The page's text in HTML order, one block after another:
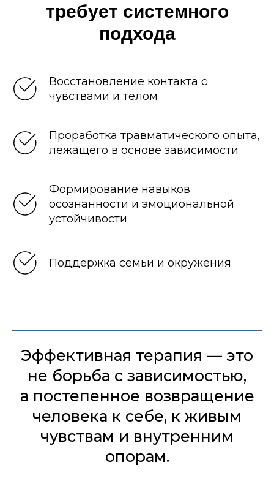
требует системного
подхода
Восстановление контакта с
чувствами и телом
Проработка травматического опыта,
лежащего в основе зависимости
Формирование навыков
осознанности и эмоциональной
устойчивости
Поддержка семьи и окружения
Эффективная терапия — это
не борьба с зависимостью,
а постепенное возвращение
человека к себе, к живым
чувствам и внутренним
опорам.